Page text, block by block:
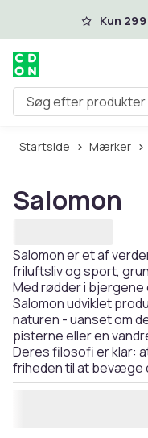
Spring til Kun
Søg efter produkter
Startside Mærker
Salomon
Salomon er et af
friluftsliv og sport,
Med rødder i
Salomon udviklet
naturen - uanset om
pisterne eller en
Deres filosofi er klar:
friheden til at bevæge